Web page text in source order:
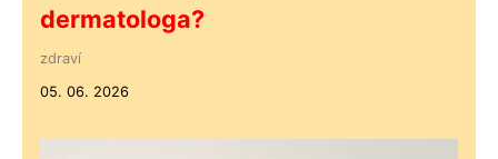
dermatologa?
zdraví
05. 06. 2026